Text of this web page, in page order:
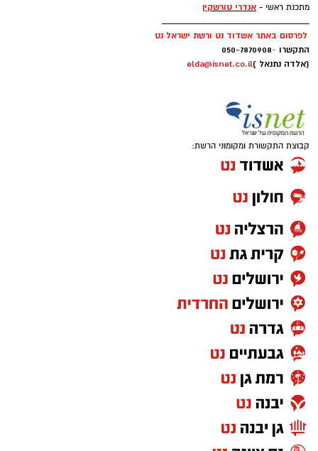
מתכנת ראשי - אנדרי טורשקין
__________________________
לפרסום באתר אשדוד נט ורשת ישראל נט
התקשרו -
050-7870908
(אלדה נתנאל )elda@isnet.co.il
קבוצת התקשורת ומקומוני הרשת: